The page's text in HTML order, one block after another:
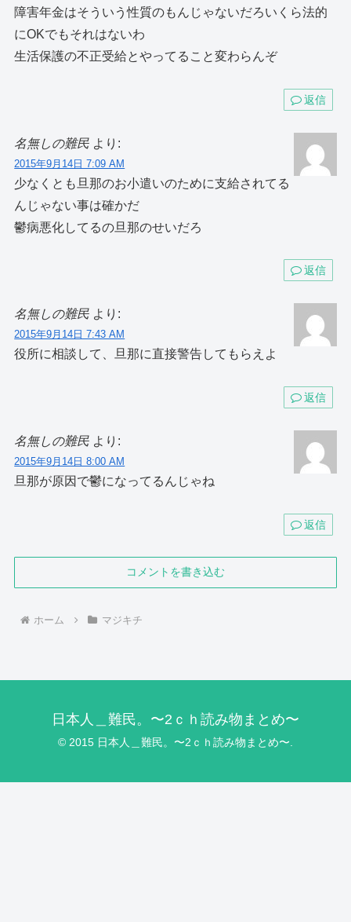
障害年金はそういう性質のもんじゃないだろいくら法的
にOKでもそれはないわ
生活保護の不正受給とやってること変わらんぞ
返信
名無しの難民 より:
2015年9月14日 7:09 AM
少なくとも旦那のお小遣いのために支給されてる
んじゃない事は確かだ
鬱病悪化してるの旦那のせいだろ
返信
名無しの難民 より:
2015年9月14日 7:43 AM
役所に相談して、旦那に直接警告してもらえよ
返信
名無しの難民 より:
2015年9月14日 8:00 AM
旦那が原因で鬱になってるんじゃね
返信
コメントを書き込む
ホーム マジキチ
日本人＿難民。〜2ｃｈ読み物まとめ〜
© 2015 日本人＿難民。〜2ｃｈ読み物まとめ〜.